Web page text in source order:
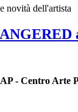
novità dell'artista
- Centro Arte